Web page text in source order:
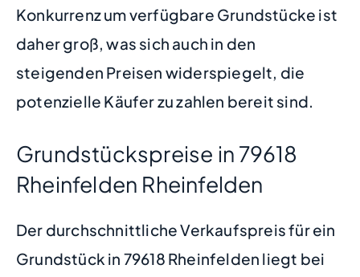
Konkurrenz um verfügbare Grundstücke ist
daher groß, was sich auch in den
steigenden Preisen widerspiegelt, die
potenzielle Käufer zu zahlen bereit sind.
Grundstückspreise in 79618
Rheinfelden Rheinfelden
Der durchschnittliche Verkaufspreis für ein
Grundstück in 79618 Rheinfelden liegt bei